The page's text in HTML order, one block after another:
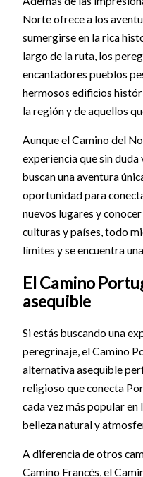
Norte ofrece a los
sumergirse en la rica
largo de la ruta, los
encantadores pueblos
hermosos edificios
la región y de aquellos
Aunque el Camino del
experiencia que sin duda
buscan una aventura
oportunidad para
nuevos lugares y
culturas y países, todo
límites y se encuentra
El Camino
asequible
Si estás buscando una
peregrinaje, el Camino
alternativa asequible
religioso que conecta
cada vez más popular
belleza natural y
A diferencia de otros
Camino Francés, el